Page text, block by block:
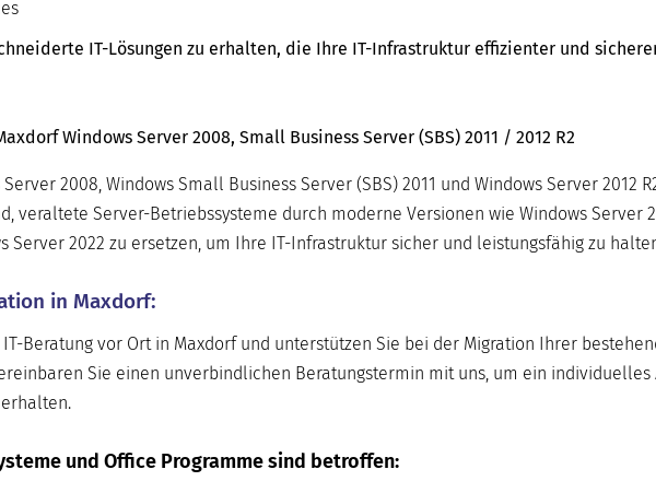
IT-Lösungen zu erhalten, die Ihre IT-Infrastruktur effizienter und
Windows Server 2008, Small Business Server (SBS) 2011 / 2012 R2
2008, Windows Small Business Server (SBS) 2011 und Windows Server 2012
veraltete Server-Betriebssysteme durch moderne Versionen wie Windows Server
Server 2022 zu ersetzen, um Ihre IT-Infrastruktur sicher und leistungsfähig zu
in Maxdorf:
Beratung vor Ort in Maxdorf und unterstützen Sie bei der Migration Ihrer
Sie einen unverbindlichen Beratungstermin mit uns, um ein individuelles
und Office Programme sind betroffen: